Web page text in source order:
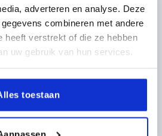
adverteren en analyse. Deze
combineren met andere
heeft verstrekt of die ze hebben
uw gebruik van hun services.
toestaan
GR.8 M03X30, A=28, B=14,4, RVS
BEST:RVS
GREEPLENGTE=28